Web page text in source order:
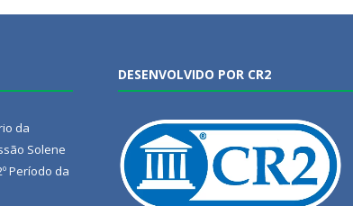
da
Solene
Período da
DESENVOLVIDO POR CR2